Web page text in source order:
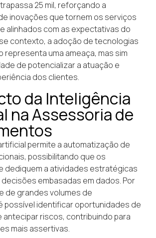
25 mil, reforçando a
inovações que tornem os serviços
alinhados com as expectativas do
contexto, a adoção de tecnologias
representa uma ameaça, mas sim
de potencializar a atuação e
dos clientes.
da Inteligência
na Assessoria de
permite a automatização de
possibilitando que os
dediquem a atividades estratégicas
embasadas em dados. Por
de grandes volumes de
possível identificar oportunidades de
antecipar riscos, contribuindo para
mais assertivas.